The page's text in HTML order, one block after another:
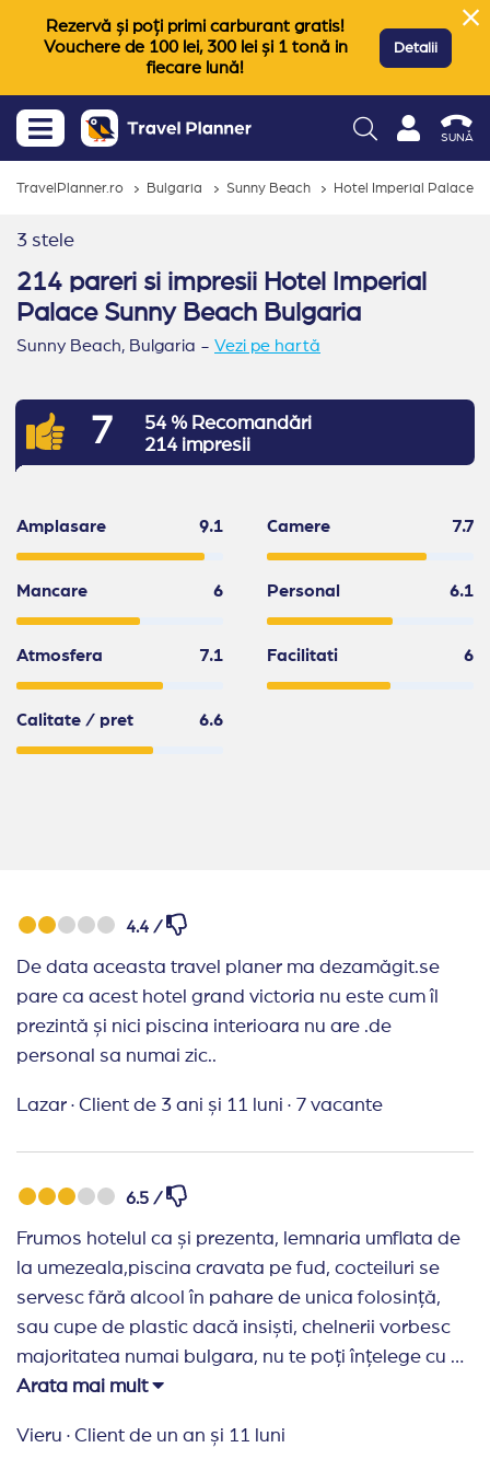
Rezervă și poți primi carburant gratis!
Vouchere de 100 lei, 300 lei și 1 tonă in
fiecare lună!
Detalii
SUNĂ
TravelPlanner.ro Bulgaria Sunny Beach Hotel Imperial Palace
3 stele
214 pareri si impresii Hotel Imperial
Palace Sunny Beach Bulgaria
Sunny Beach, Bulgaria - Vezi pe hartă
7
54 % Recomandări
214 impresii
Amplasare 9.1 Camere 7.7
Mancare 6 Personal 6.1
Atmosfera 7.1 Facilitati 6
Calitate / pret 6.6
4.4 /
De data aceasta travel planer ma dezamăgit.se
pare ca acest hotel grand victoria nu este cum îl
prezintă și nici piscina interioara nu are .de
personal sa numai zic..
Lazar · Client de 3 ani și 11 luni · 7 vacante
6.5 /
Frumos hotelul ca și prezenta, lemnaria umflata de
la umezeala,piscina cravata pe fud, cocteiluri se
servesc fără alcool în pahare de unica folosință,
sau cupe de plastic dacă insiști, chelnerii vorbesc
majoritatea numai bulgara, nu te poți înțelege cu ei,
foarte inabordabili și nervoși, plictisiți. Șezlonguri
foarte violent care îți ia lucrurile dacă nu ești
Arata mai mult
Vieru · Client de un an și 11 luni